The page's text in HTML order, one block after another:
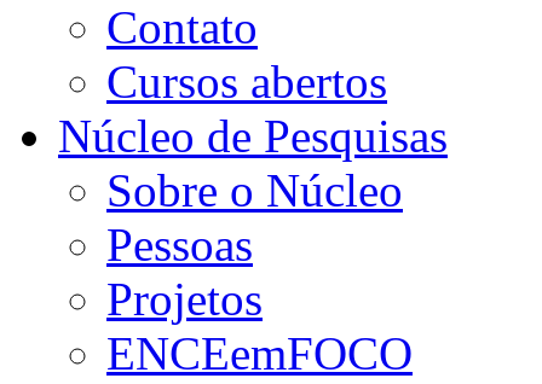
Contato
Cursos abertos
Núcleo de Pesquisas
Sobre o Núcleo
Pessoas
Projetos
ENCEemFOCO